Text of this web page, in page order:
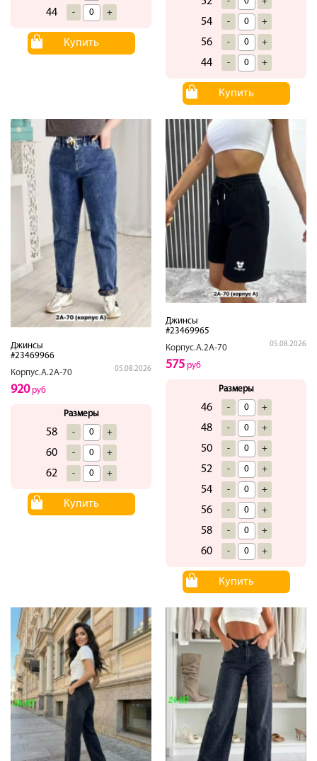
44 - +
Купить
54 - +
56 - +
44 - +
Купить
Джинсы
#23469966
Корпус.А.2А-70
05.08.2026
920руб
Размеры
58 - +
60 - +
62 - +
Купить
Джинсы
#23469965
Корпус.А.2А-70
05.08.2026
575 руб
Размеры
46 - +
48 - +
50 - +
52 - +
54 - +
56 - +
58 - +
60 - +
Купить